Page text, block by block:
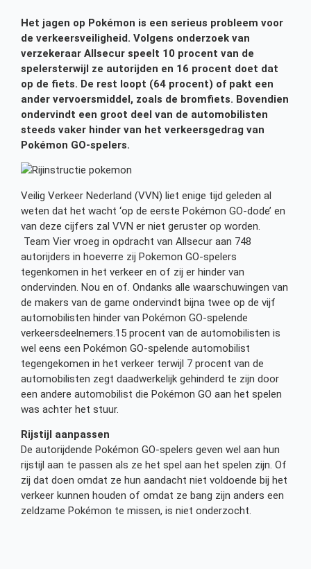
Het jagen op Pokémon is een serieus probleem voor
de verkeersveiligheid. Volgens onderzoek van
verzekeraar Allsecur speelt 10 procent van de
spelersterwijl ze autorijden en 16 procent doet dat
op de fiets. De rest loopt (64 procent) of pakt een
ander vervoersmiddel, zoals de bromfiets. Bovendien
ondervindt een groot deel van de automobilisten
steeds vaker hinder van het verkeersgedrag van
Pokémon GO-spelers.
Veilig Verkeer Nederland (VVN) liet enige tijd geleden al
weten dat het wacht ‘op de eerste Pokémon GO-dode’ en
van deze cijfers zal VVN er niet geruster op worden.
Team Vier vroeg in opdracht van Allsecur aan 748
autorijders in hoeverre zij Pokemon GO-spelers
tegenkomen in het verkeer en of zij er hinder van
ondervinden. Nou en of. Ondanks alle waarschuwingen van
de makers van de game ondervindt bijna twee op de vijf
automobilisten hinder van Pokémon GO-spelende
verkeersdeelnemers.15 procent van de automobilisten is
wel eens een Pokémon GO-spelende automobilist
tegengekomen in het verkeer terwijl 7 procent van de
automobilisten zegt daadwerkelijk gehinderd te zijn door
een andere automobilist die Pokémon GO aan het spelen
was achter het stuur.
Rijstijl aanpassen
De autorijdende Pokémon GO-spelers geven wel aan hun
rijstijl aan te passen als ze het spel aan het spelen zijn. Of
zij dat doen omdat ze hun aandacht niet voldoende bij het
verkeer kunnen houden of omdat ze bang zijn anders een
zeldzame Pokémon te missen, is niet onderzocht.